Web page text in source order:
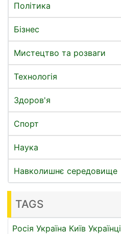
Політика
Бізнес
Мистецтво та розваги
Технологія
Здоров'я
Спорт
Наука
Навколишнє середовище
TAGS
Росія Україна Київ Українці